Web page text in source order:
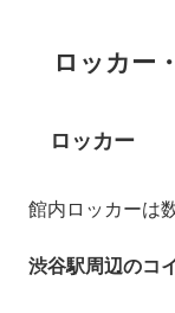
ロッカー
ロッカー
館内ロッカーは
渋谷駅周辺のコ